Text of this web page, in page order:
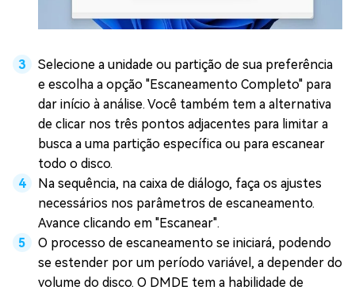
Selecione a unidade ou partição de sua preferência
e escolha a opção "Escaneamento Completo" para
dar início à análise. Você também tem a alternativa
de clicar nos três pontos adjacentes para limitar a
busca a uma partição específica ou para escanear
todo o disco.
Na sequência, na caixa de diálogo, faça os ajustes
necessários nos parâmetros de escaneamento.
Avance clicando em "Escanear".
O processo de escaneamento se iniciará, podendo
se estender por um período variável, a depender do
volume do disco. O DMDE tem a habilidade de